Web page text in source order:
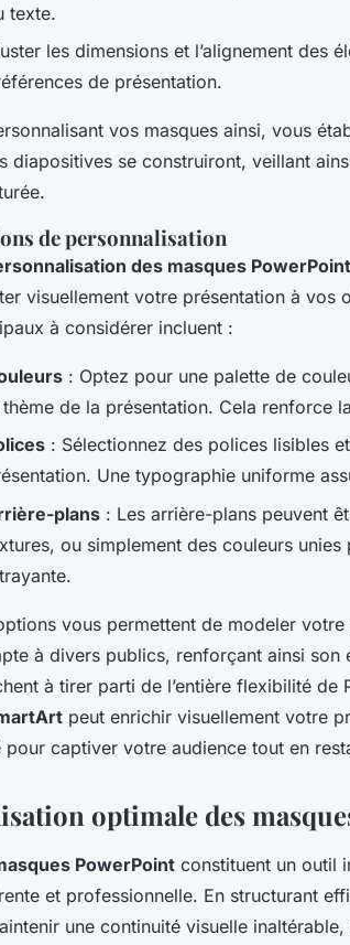
texte.
les dimensions et l’alignement des
de présentation.
vos masques ainsi, vous
diapositives se construiront, veillant
de personnalisation
des masques PowerPoint
visuellement votre présentation à vos
à considérer incluent :
: Optez pour une palette de
thème de la présentation. Cela renforce
: Sélectionnez des polices lisibles
Une typographie uniforme
plans : Les arrière-plans peuvent
ou simplement des couleurs
vous permettent de modeler
à divers publics, renforçant ainsi
à tirer parti de l’entière flexibilité de
peut enrichir visuellement votre
pour captiver votre audience tout en
optimale des
PowerPoint constituent un outil
et professionnelle. En structurant
une continuité visuelle